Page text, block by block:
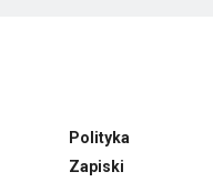
Polityka
Zapiski